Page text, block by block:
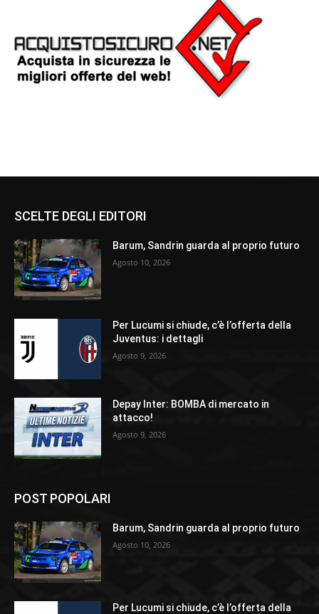
SCELTE DEGLI EDITORI
Barum, Sandrin guarda al proprio futuro
Agosto 10, 2026
Per Lucumi si chiude, c’è l’offerta della
Juventus: i dettagli
Agosto 9, 2026
Depay Inter: BOMBA di mercato in
attacco!
Agosto 9, 2026
POST POPOLARI
Barum, Sandrin guarda al proprio futuro
Agosto 10, 2026
Per Lucumi si chiude, c’è l’offerta della